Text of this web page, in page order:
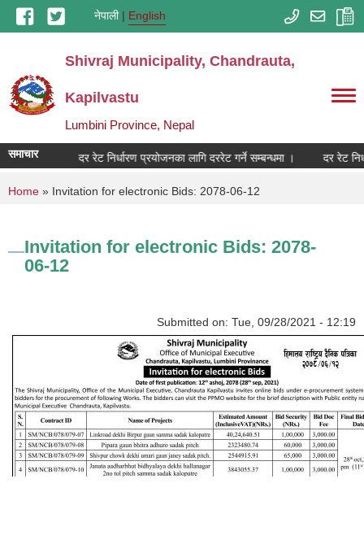
Skip to main contentनेपाली English
Shivraj Municipality, Chandrauta,
Kapilvastu
Lumbini Province, Nepal
समाचार दर रेट निर्धारण प्रयोजनका लागि दररेट गर्ने सम्बन्धमा । दर रेट
You are here
Home » Invitation for electronic Bids: 2078-06-12
Invitation for electronic Bids: 2078-
06-12
Submitted on: Tue, 09/28/2021 - 12:19